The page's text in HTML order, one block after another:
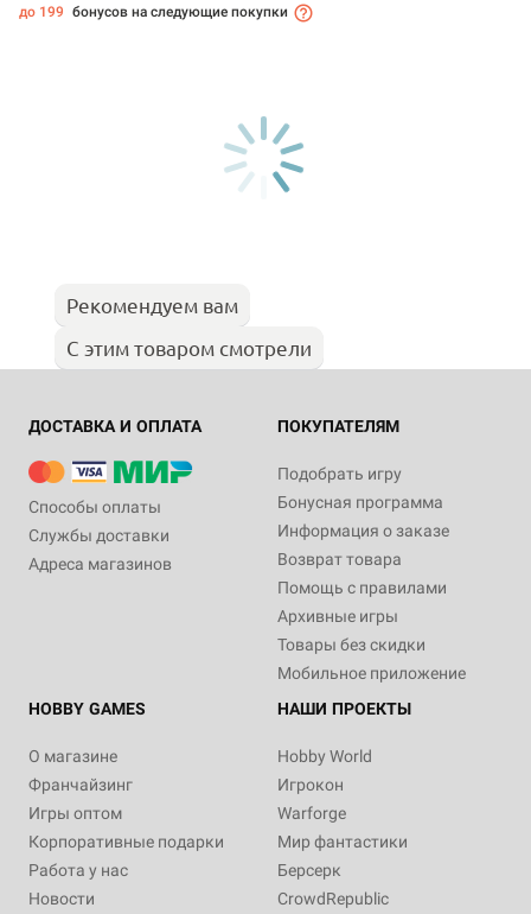
до 199 бонусов на следующие покупки
Рекомендуем вам
С этим товаром смотрели
ДОСТАВКА И ОПЛАТА
Способы оплаты
Службы доставки
Адреса магазинов
ПОКУПАТЕЛЯМ
Подобрать игру
Бонусная программа
Информация о заказе
Возврат товара
Помощь с правилами
Архивные игры
Товары без скидки
Мобильное приложение
HOBBY GAMES
О магазине
Франчайзинг
Игры оптом
Корпоративные подарки
Работа у нас
Новости
НАШИ ПРОЕКТЫ
Hobby World
Игрокон
Warforge
Мир фантастики
Берсерк
CrowdRepublic